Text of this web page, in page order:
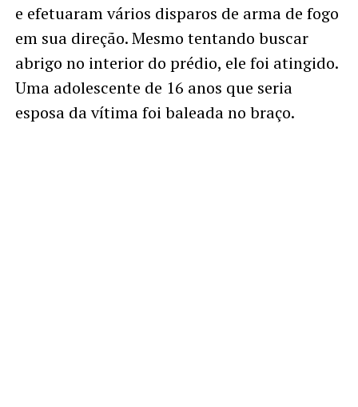
e efetuaram vários disparos de arma de fogo
em sua direção. Mesmo tentando buscar
abrigo no interior do prédio, ele foi atingido.
Uma adolescente de 16 anos que seria
esposa da vítima foi baleada no braço.